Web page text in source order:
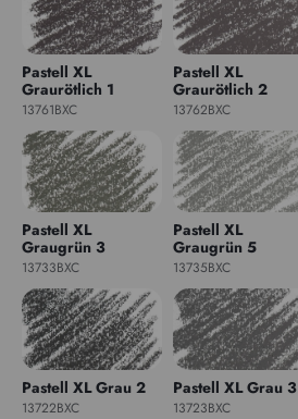
Pastell XL
Graurötlich 1
13761BXC
Pastell XL
Graurötlich 2
13762BXC
Pastell XL
Graugrün 3
13733BXC
Pastell XL
Graugrün 5
13735BXC
Pastell XL Grau 2
13722BXC
Pastell XL Grau 3
13723BXC